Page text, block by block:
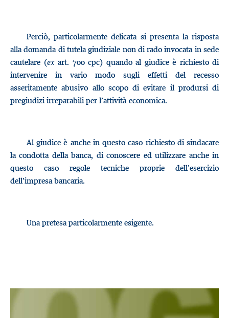
Perciò, particolarmente delicata si presenta la risposta
alla domanda di tutela giudiziale non di rado invocata in sede
cautelare (exart. 700 cpc) quando al giudice è richiesto di
intervenire in vario modo sugli effetti del recesso
asseritamente abusivo allo scopo di evitare il prodursi di
pregiudizi irreparabili per l’attività economica.
Al giudice è anche in questo caso richiesto di sindacare
la condotta della banca, di conoscere ed utilizzare anche in
questo caso regole tecniche proprie dell’esercizio
dell’impresa bancaria.
Una pretesa particolarmente esigente.